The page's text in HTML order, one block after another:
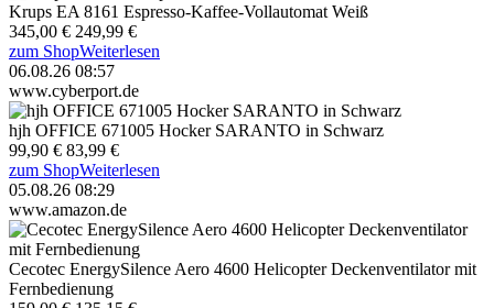
Krups EA 8161 Espresso-Kaffee-Vollautomat Weiß
345,00 € 249,99 €
zum ShopWeiterlesen
06.08.26 08:57
www.cyberport.de
hjh OFFICE 671005 Hocker SARANTO in Schwarz
99,90 € 83,99 €
zum ShopWeiterlesen
05.08.26 08:29
www.amazon.de
Cecotec EnergySilence Aero 4600 Helicopter Deckenventilator mit
Fernbedienung